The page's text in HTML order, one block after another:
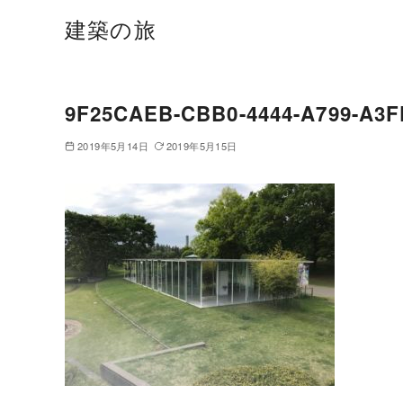
建築の旅
9F25CAEB-CBB0-4444-A799-
2019年5月14日 2019年5月15日